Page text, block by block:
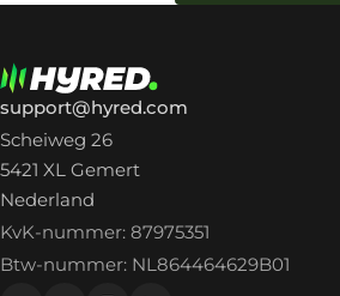
support@hyred.com
Scheiweg 26
5421 XL Gemert
Nederland
KvK-nummer: 87975351
Btw-nummer: NL864464629B01